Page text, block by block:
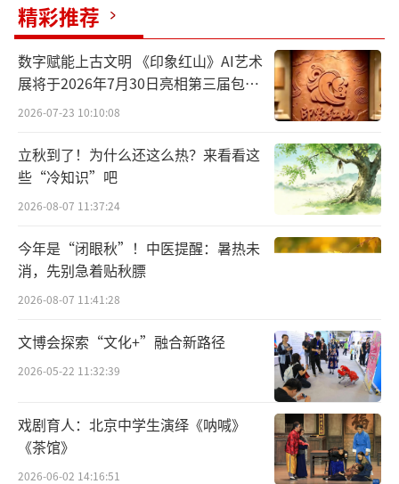
她与灯的《观鹤笔记》以青年学者的视角，为
历史人物赋予主体性，开掘精神资源，触碰古
今相通的“文心”。云住的《霓裳夜奔》则展
现了当代的后人类叙事，以细腻诗意的笔触探
讨情感的实质与灵魂的居处、“生”的权利
与“思”的边界。黑山老鬼的《从红月开始》
关注当代都市的青年心理问题与社会症候，以
奇幻恢宏的想象表达了一种新的都市体验。
“躺平”与“奋起”、食物与环境、焦虑
与期待，密室逃脱与赛博朋克……这些作品表
达着新青年之于历史、现代、未来、都市、心
灵、职业的想象，超越了以往文学作品中的既
有概念，展示出属于新时代青年人的成长经验
与青春记忆。
破圈
精彩推荐
数字赋能上古文明 《印象红山》AI艺术
展将于2026年7月30日亮相第三届包头
艺博会
2026-07-23 10:10:08
立秋到了！为什么还这么热？来看看这
些“冷知识”吧
2026-08-07 11:37:24
今年是“闭眼秋”！中医提醒：暑热未
消，先别急着贴秋膘
2026-08-07 11:41:28
文博会探索“文化+”融合新路径
2026-05-22 11:32:39
戏剧育人：北京中学生演绎《呐喊》
《茶馆》
2026-06-02 14:16:51